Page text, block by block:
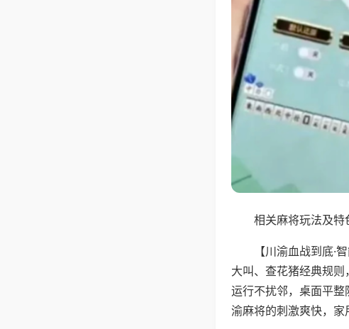
相关麻将玩法及特
【川渝血战到底
大叫、查花猪经典规
运行不扰邻，桌面平
渝麻将的刺激爽快，家